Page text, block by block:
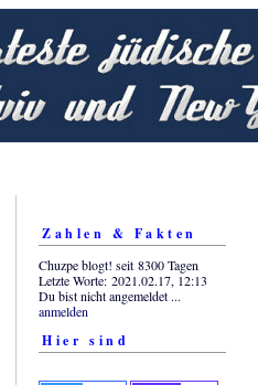
Zahlen & Fakten
Chuzpe blogt! seit 8300 Tagen
Letzte Worte: 2021.02.17, 12:13
Du bist nicht angemeldet ...
anmelden
Hier sind